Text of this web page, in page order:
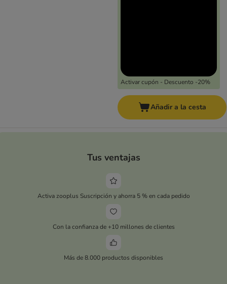
Activar cupón - Descuento -20%
Añadir a la cesta
Tus ventajas
Activa zooplus Suscripción y ahorra 5 % en cada pedido
Con la confianza de +10 millones de clientes
Más de 8.000 productos disponibles